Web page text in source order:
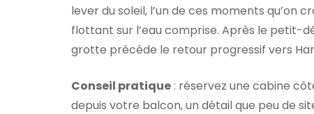
lever du soleil, l’un de ces moments qu’on
flottant sur l’eau comprise. Après le petit-
grotte précède le retour progressif vers
Conseil pratique: réservez une cabine
depuis votre balcon, un détail que peu de